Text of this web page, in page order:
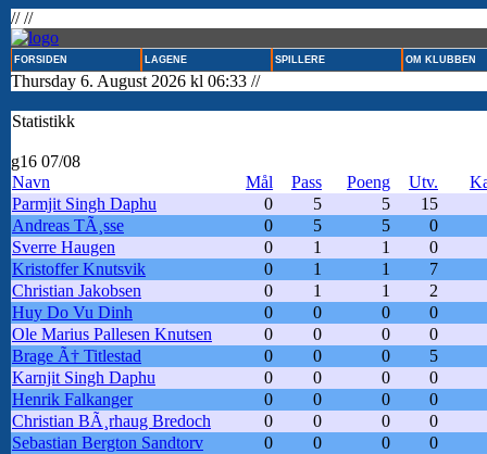
// //
FORSIDEN LAGENE SPILLERE OM KLUBBEN
Thursday 6. August 2026 kl 06:33 //
Statistikk
g16 07/08
Navn
Mål Pass Poeng Utv.
Parmjit Singh Daphu
0 5 5
15
Andreas TÃ¸sse
0 5 5
0
Sverre Haugen
0 1 1
0
Kristoffer Knutsvik
0 1 1
7
Christian Jakobsen
0 1 1
2
Huy Do Vu Dinh
0 0 0
0
Ole Marius Pallesen Knutsen
0 0 0
0
Brage Ã† Titlestad
0 0 0
5
Karnjit Singh Daphu
0 0 0
0
Henrik Falkanger
0 0 0
0
Christian BÃ¸rhaug Bredoch
0 0 0
0
Sebastian Bergton Sandtorv
0 0 0
0